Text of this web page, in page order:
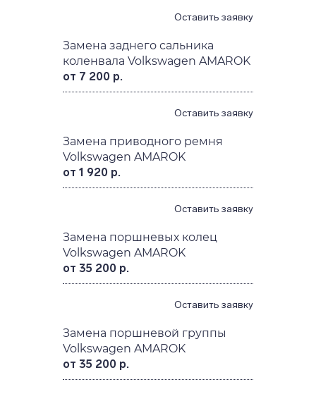
Оставить заявку
Замена заднего сальника
коленвала Volkswagen AMAROK
от 7 200 р.
Оставить заявку
Замена приводного ремня
Volkswagen AMAROK
от 1 920 р.
Оставить заявку
Замена поршневых колец
Volkswagen AMAROK
от 35 200 р.
Оставить заявку
Замена поршневой группы
Volkswagen AMAROK
от 35 200 р.